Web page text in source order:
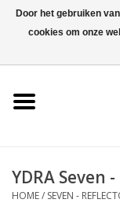
YDRA Seven
HOME/ SEVEN -
Door het gebruiken
cookies om onze